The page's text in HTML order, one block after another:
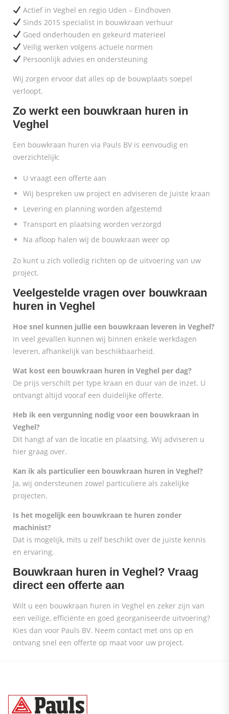
Actief in Veghel en regio Uden – Eindhoven
Sinds 2015 specialist in bouwkraan verhuur
Goed onderhouden en gekeurd materieel
Veilig werken volgens actuele normen
Persoonlijk advies en ondersteuning
Wij zorgen ervoor dat alles op de bouwplaats soepel
verloopt.
Zo werkt een bouwkraan huren in
Veghel
Een bouwkraan huren via Pauls BV is eenvoudig en
overzichtelijk:
U vraagt een offerte aan
Wij bespreken uw project en adviseren de juiste kraan
Levering en planning worden afgestemd
Transport en plaatsing worden verzorgd
Na afloop halen wij de bouwkraan weer op
Zo kunt u zich volledig richten op de uitvoering van uw
project.
Veelgestelde vragen over bouwkraan
huren in Veghel
Hoe snel kunnen jullie een bouwkraan leveren in Veghel?
In veel gevallen kunnen wij binnen enkele werkdagen
leveren, afhankelijk van beschikbaarheid.
Wat kost een bouwkraan huren in Veghel per dag?
De prijs verschilt per type kraan en duur van de inzet. U
ontvangt altijd vooraf een duidelijke offerte.
Heb ik een vergunning nodig voor een bouwkraan in
Veghel?
Dit hangt af van de locatie en plaatsing. Wij adviseren u
hier graag over.
Kan ik als particulier een bouwkraan huren in Veghel?
Ja, wij ondersteunen zowel particuliere als zakelijke
projecten.
Is het mogelijk een bouwkraan te huren zonder
machinist?
Dat is mogelijk, mits u zelf beschikt over de juiste kennis
en ervaring.
Bouwkraan huren in Veghel? Vraag
direct een offerte aan
Wilt u een bouwkraan huren in Veghel en zeker zijn van
een veilige, efficiënte en goed georganiseerde uitvoering?
Kies dan voor Pauls BV. Neem contact met ons op en
ontvang snel een offerte op maat voor uw project.